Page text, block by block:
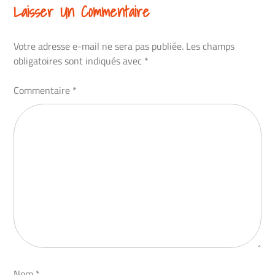
Laisser Un Commentaire
Votre adresse e-mail ne sera pas publiée. Les champs
obligatoires sont indiqués avec *
Commentaire *